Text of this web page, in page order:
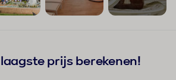
prijs berekenen!